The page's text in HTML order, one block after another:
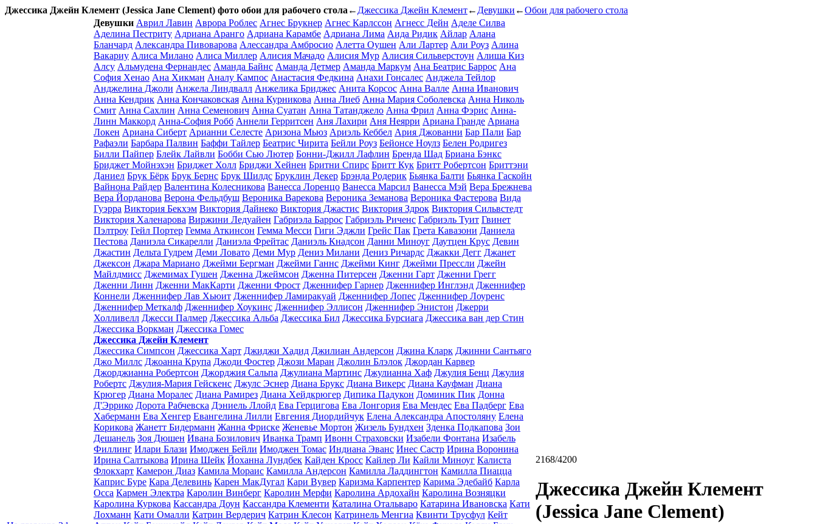
Джессика Джейн Клемент (Jessica Jane Clement) фото обои для рабочего стола ← Джессика Джейн Клемент← Девушки ←Обои для рабочего стола
Девушки Аврил Лавин Аврора Роблес Агнес Брукнер Агнес Карлссон Агнесс Дейн Аделе Силва
Аделина Пестриту Адриана Аранго Адриана Карамбе Адриана Лима Аида Ридик Айлар Алана
Бланчард Александра Пивоварова Алессандра Амбросио Алетта Оушен Али Лартер Али Роуз Алина
Вакариу Алиса Милано Алиса Миллер Алисия Мачадо Алисия Мур Алисия Сильверстоун Алиша Киз
Алсу Альмудена Фернандес Аманда Байнс Аманда Детмер Аманда Маркум Ана Беатрис Баррос Ана
София Хенао Ана Хикман Аналу Кампос Анастасия Федкина Анахи Гонсалес Анджела Тейлор
Анджелина Джоли Анжела Линдвалл Анжелика Бриджес Анита Корсос Анна Валле Анна Иванович
Анна Кендрик Анна Кончаковская Анна Курникова Анна Лиеб Анна Мария Соболевска Анна Николь
Смит Анна Сахлин Анна Семенович Анна Суатан Анна Татанджело Анна Фрил Анна Фэрис Анна-
Линн Маккорд Анна-София Робб Аннели Герритсен Аня Лахири Аня Неярри Ариана Гранде Ариана
Локен Ариана Сиберт Арианни Селесте Аризона Мьюз Ариэль Кеббел Ария Джованни Бар Пали Бар
Рафаэли Барбара Палвин Баффи Тайлер Беатрис Чирита Бейли Роуз Бейонсе Ноулз Белен Родригез
Билли Пайпер Блейк Лайвли Бобби Сью Лютер Бонни-Джилл Лафлин Бренда Шад Бриана Бэнкс
Бриджет Мойнэхэн Бриджет Холл Бриджи Хейнен Бритни Спирс Бритт Кук Бритт Робертсон Бриттэни
Даниел Брук Бёрк Брук Бернс Брук Шилдс Бруклин Декер Брэнда Родерик Бьянка Балти Бьянка Гаскойн
Вайнона Райдер Валентина Колесникова Ванесса Лоренцо Ванесса Марсил Ванесса Мэй Вера Брежнева
Вера Йорданова Верона Фельдбуш Вероника Варекова Вероника Земанова Вероника Фастерова Вида
Гуэрра Виктория Бекхэм Виктория Дайнеко Виктория Джастис Виктория Здрок Виктория Сильвстедт
Виктория Халенарова Виржини Ледуайен Габриэла Баррос Габриэль Риченс Габриэль Туит Гвинет
Пэлтроу Гейл Портер Гемма Аткинсон Гемма Месси Гиги Эджли Грейс Пак Грета Кавазони Даниела
Пестова Даниэла Сикарелли Даниэла Фрейтас Даниэль Кнадсон Данни Миноуг Даутцен Крус Девин
Джастин Дельта Гудрем Деми Ловато Деми Мур Дениз Милани Дениз Ричардс Джакки Дегг Джанет
Джексон Джара Мариано Джейми Бергман Джейми Ганнс Джейми Кинг Джейми Прессли Джейн
Майлдмисс Джемимах Гушен Дженна Джеймсон Дженна Питерсен Дженни Гарт Дженни Грегг
Дженни Линн Дженни МакКарти Дженни Фрост Дженнифер Гарнер Дженнифер Инглэнд Дженнифер
Коннели Дженнифер Лав Хьюит Дженнифер Ламиракуай Дженнифер Лопес Дженнифер Лоуренс
Дженнифер Меткалф Дженнифер Хоукинс Дженнифер Эллисон Дженнифер Энистон Джерри
Холливелл Джесси Палмер Джессика Альба Джессика Бил Джессика Бурсиага Джессика ван дер Стин
Джессика Воркман Джессика Гомес
Джессика Джейн Клемент
Джессика Симпсон Джессика Харт Джиджи Хадид Джилиан Андерсон Джина Кларк Джинни Сантьяго
Джо Миллс Джоанна Крупа Джоди Фостер Джози Маран Джолин Блэлок Джордан Карвер
Джорджианна Робертсон Джорджия Сальпа Джулиана Мартинс Джулианна Хаф Джулия Бенц Джулия
Робертс Джулия-Мария Гейскенс Джулс Эснер Диана Брукс Диана Викерс Диана Кауфман Диана
Крюгер Диана Моралес Диана Рамирез Диана Хейдкрюгер Дипика Падукон Доминик Пик Донна
Д'Эррико Дорота Рабчевска Дэниель Ллойд Ева Герцигова Ева Лонгория Ева Мендес Ева Падберг Ева
Хаберманн Ева Хенгер Евангелина Лилли Евгения Диордийчук Елена Александра Апостоляну Елена
Корикова Жанетт Бидерманн Жанна Фриске Женевье Мортон Жизель Бундхен Зденка Подкапова Зои
Дешанель Зоя Дюшен Ивана Бозилович Иванка Трамп Ивонн Страховски Изабели Фонтана Изабель
Филлинг Илари Блази Имоджен Бейли Имоджен Томас Индиана Эванс Инес Састр Ирина Воронина
Ирина Салтыкова Ирина Шейк Йоханна Лундбек Кайден Кросс Кайлер Ли Кайли Миноуг Калиста
Флокхарт Камерон Диаз Камила Мораис Камилла Андерсон Камилла Ладдингтон Камилла Пиацца
Каприс Буре Кара Делевинь Карен МакДугал Кари Вувер Каризма Карпентер Карима Эдебайб Карла
Осса Кармен Электра Каролин Винберг Каролин Мерфи Каролина Ардохайн Каролина Возняцки
Каролина Куркова Кассандра Доун Кассандра Клементи Каталина Отальваро Катарина Ивановска Кати
Лохманн Кати Омалли Катрин Вердерич Катрин Клесон Катринель Менгиа Квинти Трусфул Кейт
2168/4200
Джессика Джейн Клемент
(Jessica Jane Clement)